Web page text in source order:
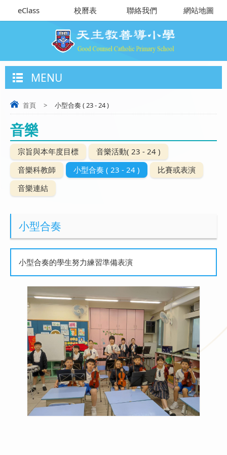
eClass 校曆表 聯絡我們 網站地圖
MENU
首頁 > 小型合奏 ( 23 - 24 )
音樂
宗旨與本年度目標
音樂活動( 23 - 24 )
音樂科教師
小型合奏 ( 23 - 24 )
比賽或表演
音樂連結
小型合奏
小型合奏的學生努力練習準備表演